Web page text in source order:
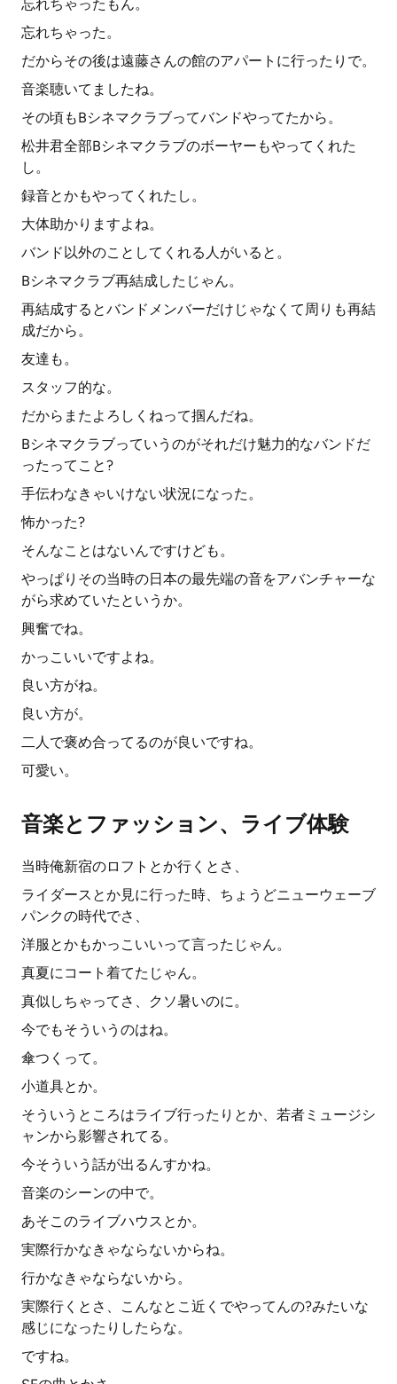
忘れちゃったもん。
忘れちゃった。
だからその後は遠藤さんの館のアパートに行ったりで。
音楽聴いてましたね。
その頃もBシネマクラブってバンドやってたから。
松井君全部Bシネマクラブのボーヤーもやってくれた
し。
録音とかもやってくれたし。
大体助かりますよね。
バンド以外のことしてくれる人がいると。
Bシネマクラブ再結成したじゃん。
再結成するとバンドメンバーだけじゃなくて周りも再結
成だから。
友達も。
スタッフ的な。
だからまたよろしくねって掴んだね。
Bシネマクラブっていうのがそれだけ魅力的なバンドだ
ったってこと?
手伝わなきゃいけない状況になった。
怖かった?
そんなことはないんですけども。
やっぱりその当時の日本の最先端の音をアバンチャーな
がら求めていたというか。
興奮でね。
かっこいいですよね。
良い方がね。
良い方が。
二人で褒め合ってるのが良いですね。
可愛い。
音楽とファッション、ライブ体験
当時俺新宿のロフトとか行くとさ、
ライダースとか見に行った時、ちょうどニューウェーブ
パンクの時代でさ、
洋服とかもかっこいいって言ったじゃん。
真夏にコート着てたじゃん。
真似しちゃってさ、クソ暑いのに。
今でもそういうのはね。
傘つくって。
小道具とか。
そういうところはライブ行ったりとか、若者ミュージシ
ャンから影響されてる。
今そういう話が出るんすかね。
音楽のシーンの中で。
あそこのライブハウスとか。
実際行かなきゃならないからね。
行かなきゃならないから。
実際行くとさ、こんなとこ近くでやってんの?みたいな
感じになったりしたらな。
ですね。